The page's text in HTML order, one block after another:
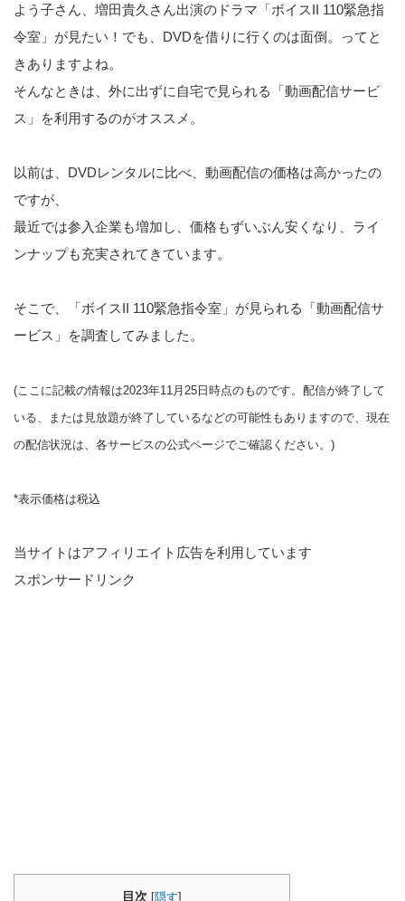
よう子さん、増田貴久さん出演のドラマ「ボイスII 110緊急指
令室」が見たい！でも、DVDを借りに行くのは面倒。ってと
きありますよね。
そんなときは、外に出ずに自宅で見られる「動画配信サービ
ス」を利用するのがオススメ。
以前は、DVDレンタルに比べ、動画配信の価格は高かったの
ですが、
最近では参入企業も増加し、価格もずいぶん安くなり、ライ
ンナップも充実されてきています。
そこで、「ボイスII 110緊急指令室」が見られる「動画配信サ
ービス」を調査してみました。
(ここに記載の情報は2023年11月25日時点のものです。配信が終了して
いる、または見放題が終了しているなどの可能性もありますので、現在
の配信状況は、各サービスの公式ページでご確認ください。)
*表示価格は税込
当サイトはアフィリエイト広告を利用しています
スポンサードリンク
目次 [隠す]